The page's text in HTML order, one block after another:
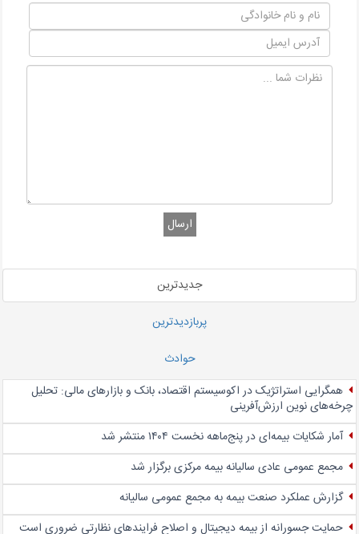
ارسال
جدیدترین
پربازدیدترین
حوادث
همگرایی استراتژیک در اکوسیستم اقتصاد، بانک و بازارهای مالی: تحلیل
چرخه‌های نوین ارزش‌آفرینی
آمار شکایات بیمه‌ای در پنج‌‌ماهه نخست ۱۴۰۴ منتشر شد
مجمع عمومی عادی سالیانه بیمه مرکزی برگزار شد
گزارش عملکرد صنعت بیمه به مجمع عمومی سالیانه
حمایت جسورانه از بیمه دیجیتال و اصلاح فرایندهای نظارتی ضروری است